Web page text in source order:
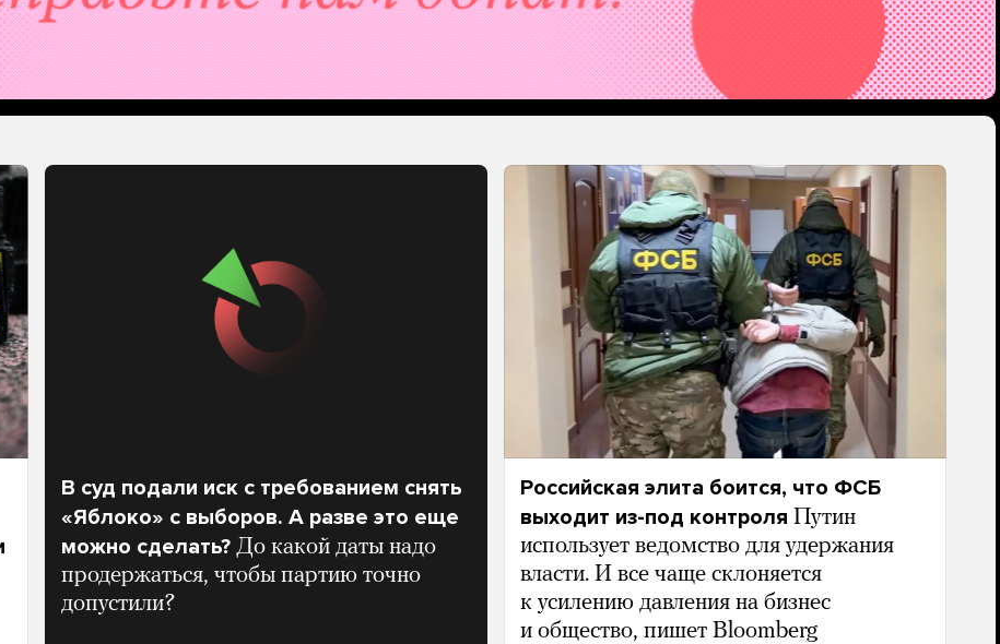
В суд подали иск с требованием снять
«Яблоко» с выборов. А разве это еще
можно сделать? До какой даты надо
продержаться, чтобы партию точно
допустили?
Российская элита боится, что ФСБ
выходит из-под контроля Путин
использует ведомство для удержания
власти. И все чаще склоняется
к усилению давления на бизнес
и общество, пишет Bloomberg